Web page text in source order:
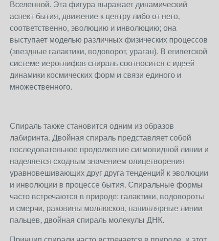
Вселенной. Эта фигура выражает динамический
аспект бытия, движение к центру либо от него,
соответственно, эволюцию и инволюцию; она
выступает моделью различных физических процессов
(звездные галактики, водоворот, ураган). В египетской
системе иероглифов спираль соотносится с идеей
динамики космических форм и связи единого и
множественного.
Спираль также становится одним из образов
лабиринта. Двойная спираль представляет собой
последовательное продолжение сигмовидной линии и
наделяется сходным значением олицетворения
уравновешивающих друг друга тенденций к эволюции
и инволюции в процессе бытия. Спиральные формы
часто встречаются в природе: галактики, водовороты
и смерчи, раковины моллюсков, папиллярные линии
пальцев, двойная спираль молекулы ДНК.